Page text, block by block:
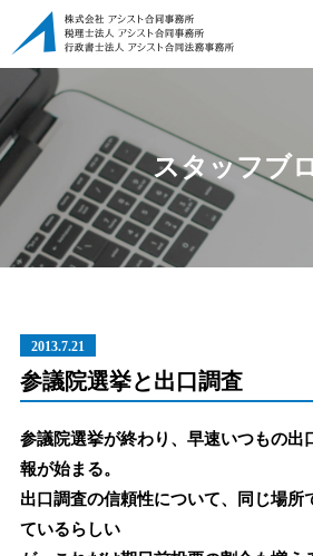
スタッフブ
2013.7.21
参議院選挙と出口調査
参議院選挙が終わり、早速いつもの出
報が始まる。
出口調査の信頼性について、同じ場所
ているらしい